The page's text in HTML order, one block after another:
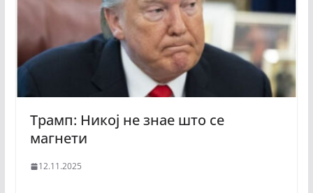
Трамп: Никој не знае што се
магнети
12.11.2025